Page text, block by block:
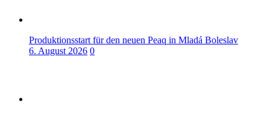
Produktionsstart für den neuen Peaq in Mladá Boleslav
6. August 2026 0